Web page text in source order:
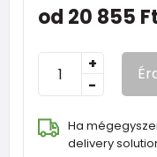
od 20 855
-
+
Ha
delivery